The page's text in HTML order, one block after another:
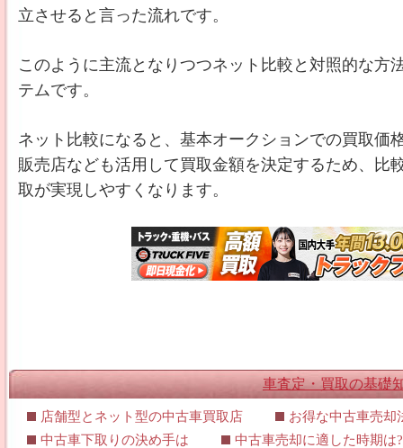
立させると言った流れです。
このように主流となりつつネット比較と対照的な方
テムです。
ネット比較になると、基本オークションでの買取価
販売店なども活用して買取金額を決定するため、比
取が実現しやすくなります。
車査定・買取の基礎
店舗型とネット型の中古車買取店
お得な中古車売却
中古車下取りの決め手は
中古車売却に適した時期は?